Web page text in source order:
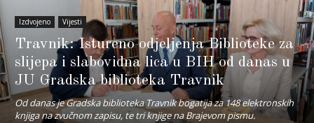
Izdvojeno Vijesti
Travnik: Istureno odjeljenja Biblioteke za
slijepa i slabovidna lica u BIH od danas u
JU Gradska biblioteka Travnik
Od danas je Gradska biblioteka Travnik bogatija za 148 elektronskih
knjiga na zvučnom zapisu, te tri knjige na Brajevom pismu.